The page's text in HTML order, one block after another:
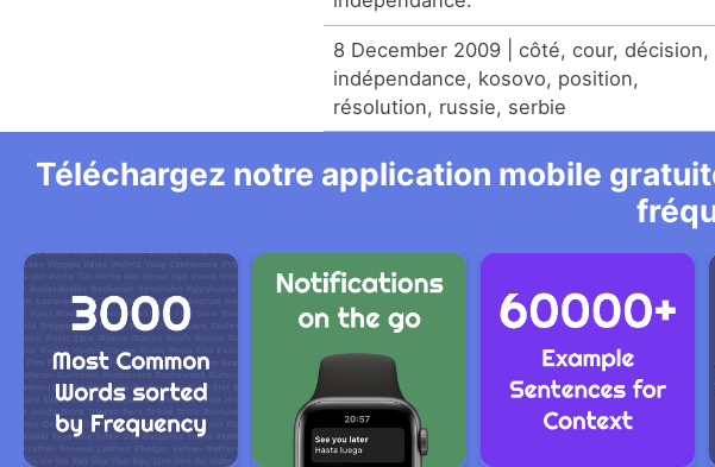
8 December 2009 | côté, cour, décision,
indépendance, kosovo, position,
résolution, russie, serbie
Téléchargez notre application mobile